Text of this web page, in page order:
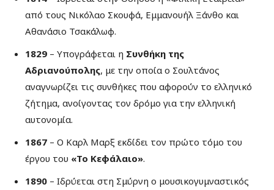
από τους Νικόλαο Σκουφά, Εμμανουήλ Ξάνθο και
Αθανάσιο Τσακάλωφ.
1829 – Υπογράφεται η Συνθήκη της
Αδριανούπολης, με την οποία ο Σουλτάνος
αναγνωρίζει τις συνθήκες που αφορούν το ελληνικό
ζήτημα, ανοίγοντας τον δρόμο για την ελληνική
αυτονομία.
1867 – Ο Καρλ Μαρξ εκδίδει τον πρώτο τόμο του
έργου του «Το Κεφάλαιο».
1890 – Ιδρύεται στη Σμύρνη ο μουσικογυμναστικός